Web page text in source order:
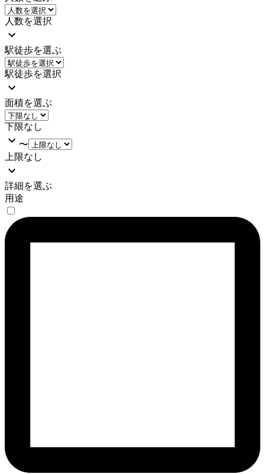
人数を選択
駅徒歩を選ぶ
駅徒歩を選択
面積を選ぶ
下限なし
〜
上限なし
詳細を選ぶ
用途